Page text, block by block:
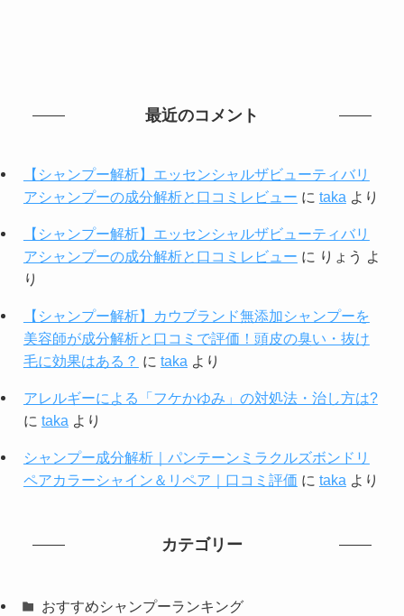
最近のコメント
【シャンプー解析】エッセンシャルザビューティバリ
アシャンプーの成分解析と口コミレビュー に taka より
【シャンプー解析】エッセンシャルザビューティバリ
アシャンプーの成分解析と口コミレビュー に りょう よ
り
【シャンプー解析】カウブランド無添加シャンプーを
美容師が成分解析と口コミで評価！頭皮の臭い・抜け
毛に効果はある？ に taka より
アレルギーによる「フケかゆみ」の対処法・治し方は?
に taka より
シャンプー成分解析｜パンテーンミラクルズボンドリ
ペアカラーシャイン＆リペア｜口コミ評価 に taka より
カテゴリー
おすすめシャンプーランキング